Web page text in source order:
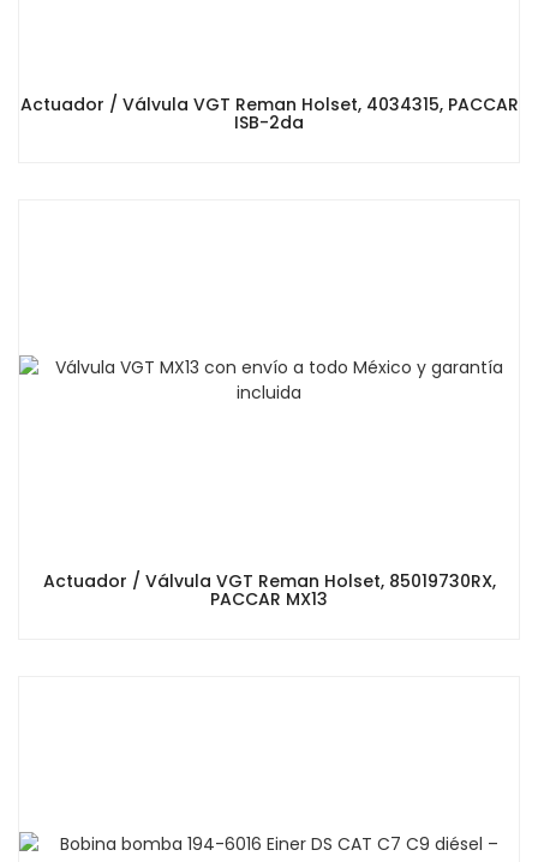
Actuador / Válvula VGT Reman Holset, 4034315, PACCAR
ISB-2da
Actuador / Válvula VGT Reman Holset, 85019730RX,
PACCAR MX13